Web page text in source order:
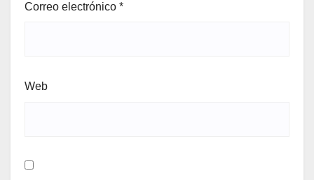
Correo electrónico *
Web